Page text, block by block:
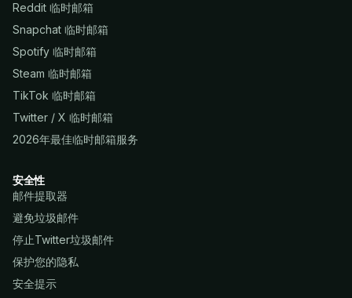
Reddit 临时邮箱
Snapchat 临时邮箱
Spotify 临时邮箱
Steam 临时邮箱
TikTok 临时邮箱
Twitter / X 临时邮箱
2026年最佳临时邮箱服务
安全性
邮件提取器
避免垃圾邮件
停止Twitter垃圾邮件
保护您的隐私
安全提示